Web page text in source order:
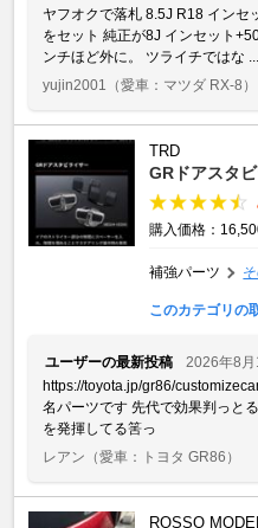
ヤフオクで落札 8.5J R18 イン
をセット 純正が8J インセット
ンチほど外に。 ツライチではな ...
yujin2001
（愛車：マツダ RX-8）
TRD
GRドアスタ
購入価格：
補強パーツ
このカテゴリの
ユーザーの最新投稿
2026年8月
https://toyota.jp/gr86/
名パーツです 先代で効果判っと
を発揮してる筈っ
レアン （愛車：トヨタ GR86）
ROSSO